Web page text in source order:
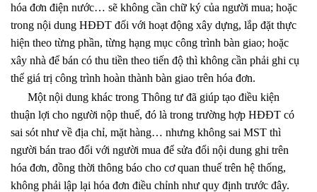
hóa đơn điện nước… sẽ không cần chữ ký của người mua; hoặc
trong nội dung HĐĐT đối với hoạt động xây dựng, lắp đặt thực
hiện theo từng phần, từng hạng mục công trình bàn giao; hoặc
xây nhà để bán có thu tiền theo tiến độ thì không cần phải ghi cụ
thể giá trị công trình hoàn thành bàn giao trên hóa đơn.
Một nội dung khác trong Thông tư đã giúp tạo điều kiện
thuận lợi cho người nộp thuế, đó là trong trường hợp HĐĐT có
sai sót như về địa chỉ, mặt hàng… nhưng không sai MST thì
người bán trao đổi với người mua để sửa đổi nội dung ghi trên
hóa đơn, đồng thời thông báo cho cơ quan thuế trên hệ thống,
không phải lập lại hóa đơn điều chỉnh như quy định trước đây.